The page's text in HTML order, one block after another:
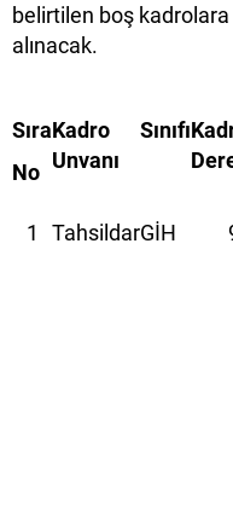
belirtilen boş
alınacak.
Sıra
No
Kadro
Unvanı
Sınıfı
1 TahsildarGİH